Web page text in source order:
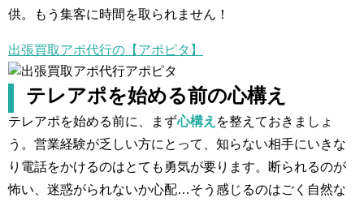
供。もう集客に時間を取られません！
出張買取アポ代行の【アポピタ】
テレアポを始める前の心構え
テレアポを始める前に、まず心構え を整えておきましょ
う。営業経験が乏しい方にとって、知らない相手にいきな
り電話をかけるのはとても勇気が要ります。断られるのが
怖い、迷惑がられないか心配…そう感じるのはごく自然な